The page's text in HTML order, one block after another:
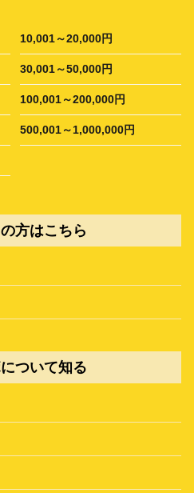
10,001～20,000円
30,001～50,000円
100,001～200,000円
500,001～1,000,000円
方はこちら
ついて知る